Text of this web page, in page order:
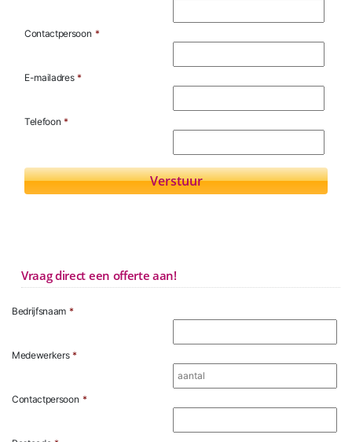
Contactpersoon *
E-mailadres *
Telefoon *
Vraag direct een offerte aan!
Bedrijfsnaam *
Medewerkers *
Contactpersoon *